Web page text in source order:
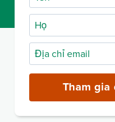
Họ
Địa
chỉ
(bắt
buộc)
Tham